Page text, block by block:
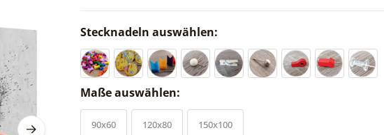
Stecknadeln auswählen:
Maße auswählen:
90x60 120x80 150x100